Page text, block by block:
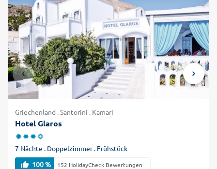
Griechenland . Santorini . Kamari
Hotel Glaros
7 Nächte . Doppelzimmer . Frühstück
100 %
152 HolidayCheck Bewertungen